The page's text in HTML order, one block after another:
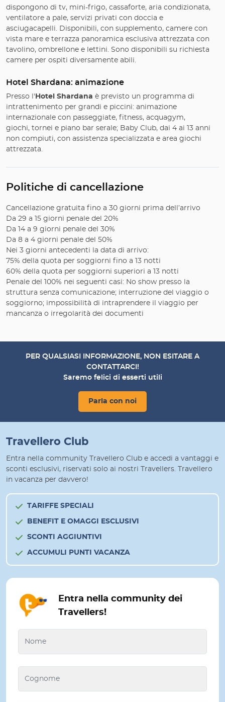
dispongono di tv, mini-frigo, cassaforte, aria condizionata,
ventilatore a pale, servizi privati con doccia e
asciugacapelli. Disponibili, con supplemento, camere con
vista mare e terrazza panoramica esclusiva attrezzata con
tavolino, ombrellone e lettini. Sono disponibili su richiesta
camere per ospiti diversamente abili.
Hotel Shardana: animazione
Presso l' Hotel Shardana è previsto un programma di
intrattenimento per grandi e piccini: animazione
internazionale con passeggiate, fitness, acquagym,
giochi, tornei e piano bar serale; Baby Club, dai 4 ai 13 anni
non compiuti, con assistenza specializzata e area giochi
attrezzata.
Politiche di cancellazione
Cancellazione gratuita fino a 30 giorni prima dell’arrivo
Da 29 a 15 giorni penale del 20%
Da 14 a 9 giorni penale del 30%
Da 8 a 4 giorni penale del 50%
Nei 3 giorni antecedenti la data di arrivo:
75% della quota per soggiorni fino a 13 notti
60% della quota per soggiorni superiori a 13 notti
Penale del 100% nei seguenti casi: No show presso la
struttura senza comunicazione; interruzione del viaggio o
soggiorno; impossibilità di intraprendere il viaggio per
mancanza o irregolarità dei documenti
PER QUALSIASI INFORMAZIONE, NON ESITARE A
CONTATTARCI!
Saremo felici di esserti utili
Parla con noi
Travellero Club
Entra nella community Travellero Club e accedi a vantaggi e
sconti esclusivi, riservati solo ai nostri Travellers. Travellero
in vacanza per davvero!
TARIFFE SPECIALI
BENEFIT E OMAGGI ESCLUSIVI
SCONTI AGGIUNTIVI
ACCUMULI PUNTI VACANZA
Entra nella community dei
Travellers!